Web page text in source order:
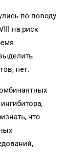
по поводу
на риск
нет.
что